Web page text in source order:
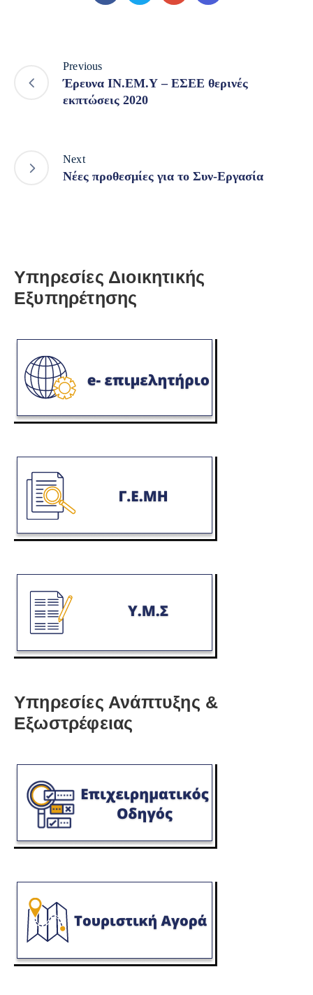
Previous
Έρευνα ΙΝ.ΕΜ.Υ – ΕΣΕΕ θερινές
εκπτώσεις 2020
Next
Νέες προθεσμίες για το Συν-Εργασία
Υπηρεσίες Διοικητικής
Εξυπηρέτησης
Υπηρεσίες Ανάπτυξης &
Εξωστρέφειας